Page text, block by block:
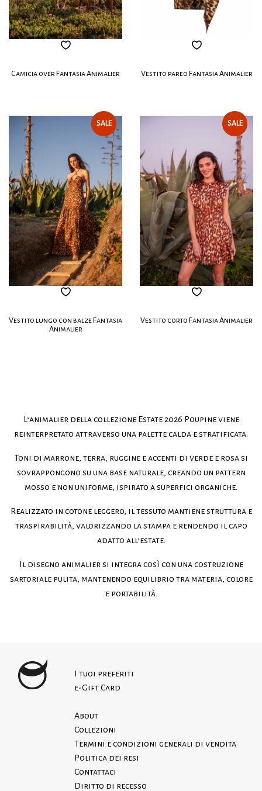
Camicia over Fantasia Animalier Vestito pareo Fantasia Animalier
SALE
Vestito lungo con balze Fantasia
Animalier
SALE
Vestito corto Fantasia Animalier
L’animalier della collezione Estate 2026 Poupine viene
reinterpretato attraverso una palette calda e stratificata.
Toni di marrone, terra, ruggine e accenti di verde e rosa si
sovrappongono su una base naturale, creando un pattern
mosso e non uniforme, ispirato a superfici organiche.
Realizzato in cotone leggero, il tessuto mantiene struttura e
traspirabilità, valorizzando la stampa e rendendo il capo
adatto all’estate.
Il disegno animalier si integra così con una costruzione
sartoriale pulita, mantenendo equilibrio tra materia, colore
e portabilità.
I tuoi preferiti
e-Gift Card
About
Collezioni
Termini e condizioni generali di vendita
Politica dei resi
Contattaci
Diritto di recesso